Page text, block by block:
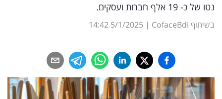
תקשורת
ומדיה
נדל"ן
נטו של כ- 19 אלף חברות ועסקים.
בשיתוף CofaceBdi |
5/1/2025
14:42